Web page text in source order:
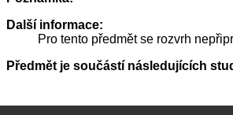
Další informace:
Pro tento předmět se rozvrh
Předmět je součástí následujících